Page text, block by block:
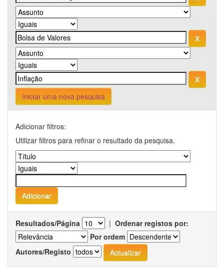
Iniciar uma nova pesquisa
Adicionar filtros:
Utilizar filtros para refinar o resultado da pesquisa.
Resultados/Página | Ordenar registos por:
Por ordem
Autores/Registo